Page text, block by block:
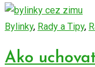
Bylinky, Rady a Tipy,
Ako